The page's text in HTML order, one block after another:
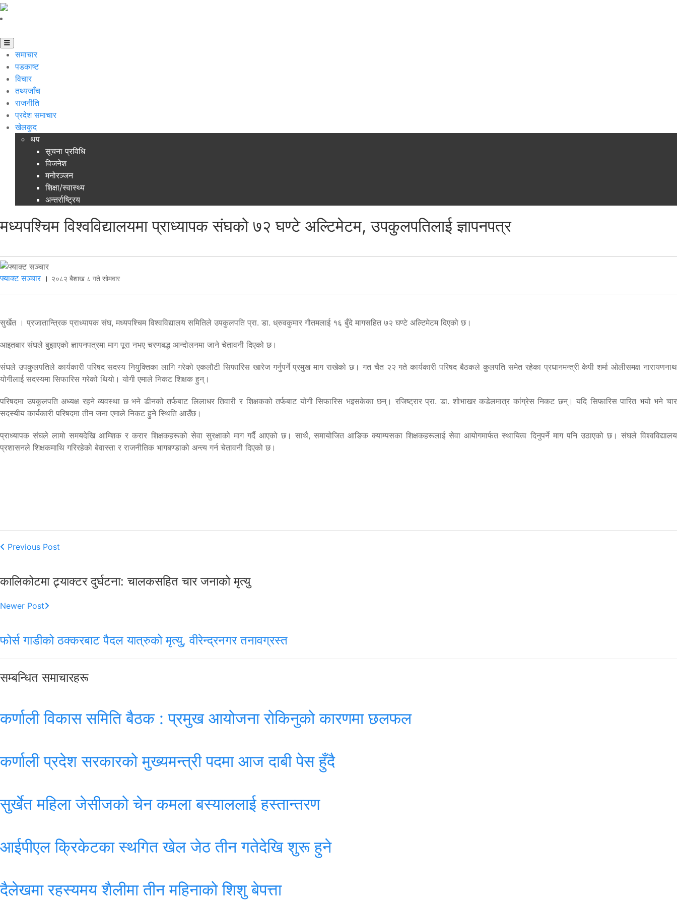
समाचार
पडकाष्ट
विचार
तथ्यजाँच
राजनीति
प्रदेश समाचार
खेलकुद
थप
सूचना प्रविधि
विजनेश
मनोरञ्जन
शिक्षा/स्वास्थ्य
अन्तर्राष्ट्रिय
मध्यपश्चिम विश्वविद्यालयमा प्राध्यापक संघको ७२ घण्टे अल्टिमेटम, उपकुलपतिलाई ज्ञापनपत्र
फ्याक्ट सञ्चार । २०८२ बैशाख ८ गते सोमवार
सुर्खेत । प्रजातान्त्रिक प्राध्यापक संघ, मध्यपश्चिम विश्वविद्यालय समितिले उपकुलपति प्रा. डा. ध्रुवकुमार गौतमलाई १६ बुँदे मागसहित ७२ घण्टे अल्टिमेटम दिएको छ।
आइतबार संघले बुझाएको ज्ञापनपत्रमा माग पूरा नभए चरणबद्ध आन्दोलनमा जाने चेतावनी दिएको छ।
संघले उपकुलपतिले कार्यकारी परिषद सदस्य नियुक्तिका लागि गरेको एकलौटी सिफारिस खारेज गर्नुपर्ने प्रमुख माग राखेको छ। गत चैत २२ गते कार्यकारी परिषद बैठकले कुलपति समेत रहेका प्रधानमन्त्री केपी शर्मा ओलीसमक्ष नारायणनाथ
योगीलाई सदस्यमा सिफारिस गरेको थियो। योगी एमाले निकट शिक्षक हुन्।
परिषदमा उपकुलपति अध्यक्ष रहने व्यवस्था छ भने डीनको तर्फबाट लिलाधर तिवारी र शिक्षकको तर्फबाट योगी सिफारिस भइसकेका छन्। रजिष्ट्रार प्रा. डा. शोभाखर कडेलमात्र कांग्रेस निकट छन्। यदि सिफारिस पारित भयो भने चार
सदस्यीय कार्यकारी परिषदमा तीन जना एमाले निकट हुने स्थिति आउँछ।
प्राध्यापक संघले लामो समयदेखि आम्शिक र करार शिक्षकहरूको सेवा सुरक्षाको माग गर्दै आएको छ। साथै, समायोजित आङिक क्याम्पसका शिक्षकहरूलाई सेवा आयोगमार्फत स्थायित्व दिनुपर्ने माग पनि उठाएको छ। संघले विश्वविद्यालय
प्रशासनले शिक्षकमाथि गरिरहेको बेवास्ता र राजनीतिक भागबण्डाको अन्त्य गर्न चेतावनी दिएको छ।
Previous Post
कालिकोटमा ट्र्याक्टर दुर्घटना: चालकसहित चार जनाको मृत्यु
Newer Post
फोर्स गाडीको ठक्करबाट पैदल यात्रुको मृत्यु, वीरेन्द्रनगर तनावग्रस्त
सम्बन्धित समाचारहरू
कर्णाली विकास समिति बैठक : प्रमुख आयोजना रोकिनुको कारणमा छलफल
कर्णाली प्रदेश सरकारको मुख्यमन्त्री पदमा आज दाबी पेस हुँदै
सुर्खेत महिला जेसीजको चेन कमला बस्याललाई हस्तान्तरण
आईपीएल क्रिकेटका स्थगित खेल जेठ तीन गतेदेखि शुरू हुने
दैलेखमा रहस्यमय शैलीमा तीन महिनाको शिशु बेपत्ता